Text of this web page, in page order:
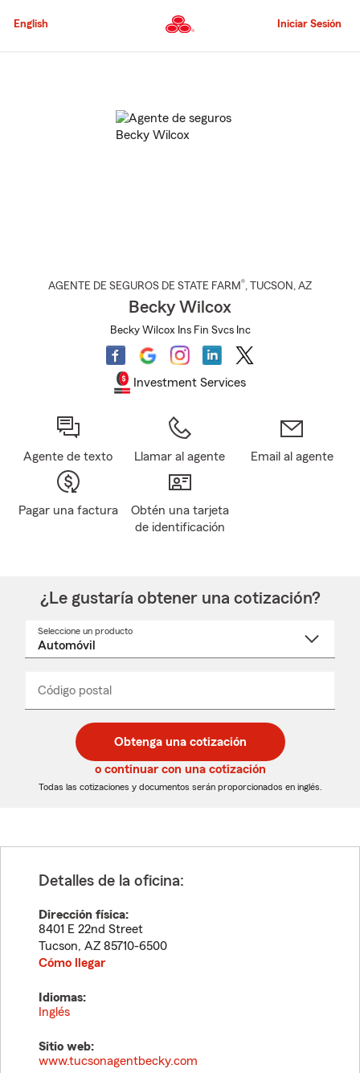
al
principal
English Iniciar Sesión
AGENTE DE SEGUROS DE STATE FARM®, TUCSON , AZ
Becky Wilcox
Becky Wilcox Ins Fin Svcs Inc
Investment Services
Agente de texto Llamar al agente Email al agente
Pagar una factura
Obtén una tarjeta
de identificación
¿Le gustaría obtener una cotización?
Seleccione un producto
desplegable
Código postal
de
5
dígitos
de
5
dígitos
_____
Obtenga una cotización
o continuar con una cotización
Todas las cotizaciones y documentos serán proporcionados en inglés.
Detalles de la oficina:
Dirección física:
8401 E 22nd Street
Tucson, AZ 85710-6500
Cómo llegar
Idiomas:
Inglés
Sitio web:
www.tucsonagentbecky.com